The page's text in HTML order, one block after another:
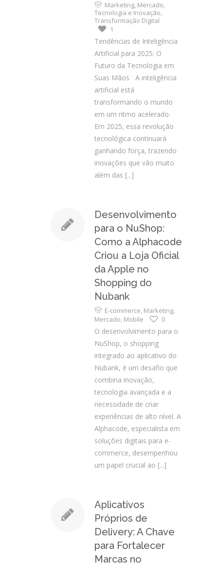
Marketing, Mercado,
Tecnologia e Inovação,
Transformação Digital
1
Tendências de Inteligência
Artificial para 2025: O
Futuro da Tecnologia em
Suas Mãos A inteligência
artificial está
transformando o mundo
em um ritmo acelerado.
Em 2025, essa revolução
tecnológica continuará
ganhando força, trazendo
inovações que vão muito
além das [...]
Desenvolvimento
para o NuShop:
Como a Alphacode
Criou a Loja Oficial
da Apple no
Shopping do
Nubank
E-commerce, Marketing,
Mercado, Mobile 0
O desenvolvimento para o
NuShop, o shopping
integrado ao aplicativo do
Nubank, é um desafio que
combina inovação,
tecnologia avançada e a
necessidade de criar
experiências de alto nível. A
Alphacode, especialista em
soluções digitais para e-
commerce, desempenhou
um papel crucial ao [...]
Aplicativos
Próprios de
Delivery: A Chave
para Fortalecer
Marcas no